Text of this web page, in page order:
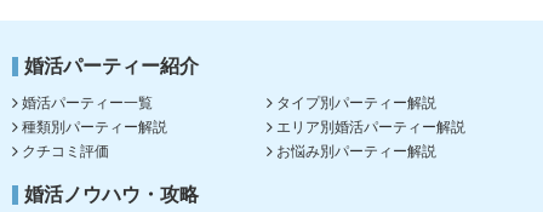
婚活パーティー紹介
婚活パーティー一覧
タイプ別パーティー解説
種類別パーティー解説
エリア別婚活パーティー解説
クチコミ評価
お悩み別パーティー解説
婚活ノウハウ・攻略